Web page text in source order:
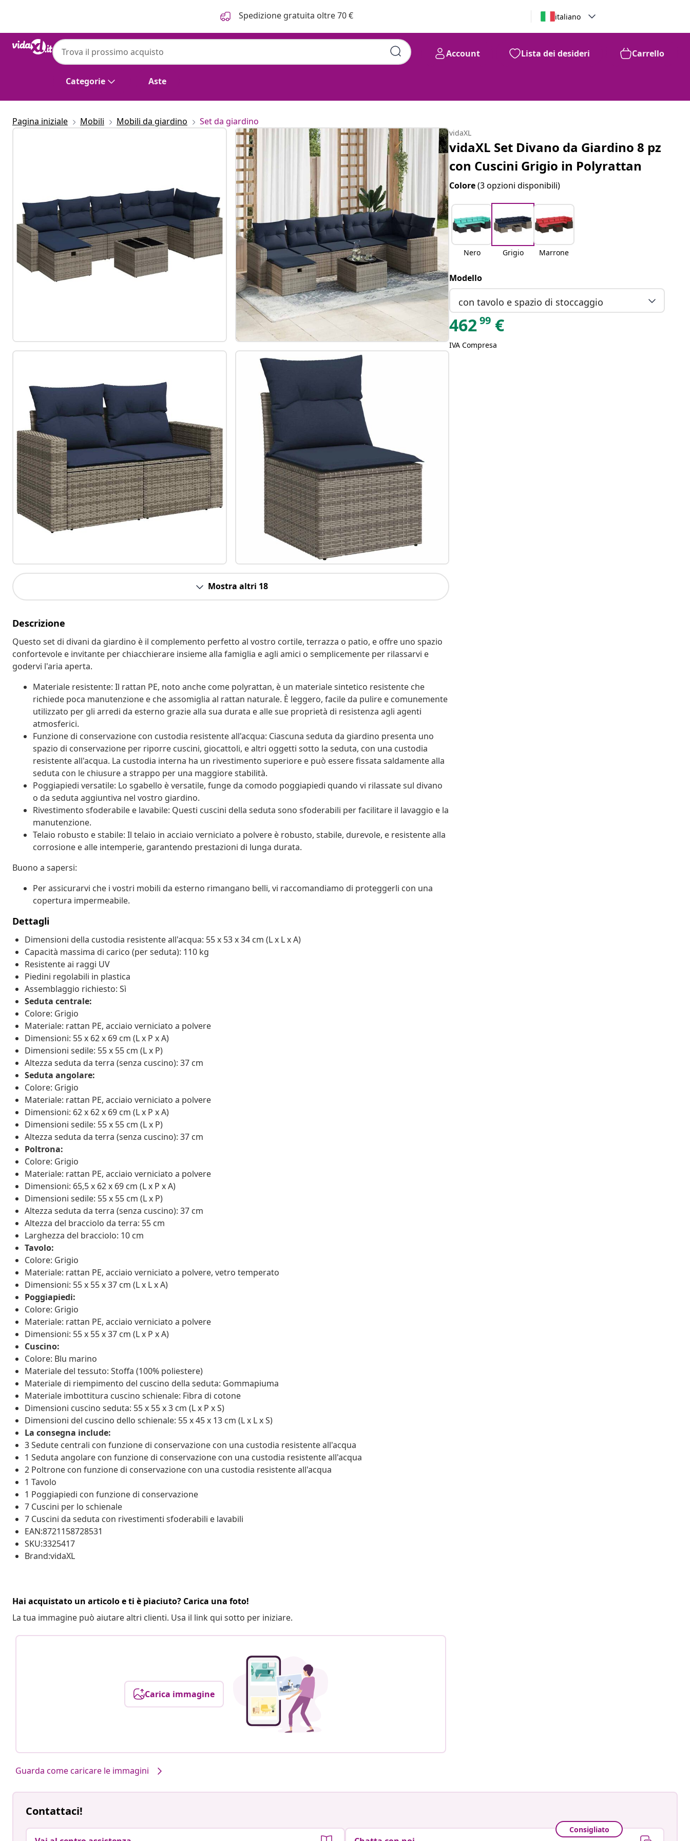
Spedizione gratuita oltre 70 € italiano
Categorie Aste
Account Lista dei desideri Carrello
Pagina iniziale Mobili Mobili da giardino Set da giardino
Mostra altri 18
Descrizione
Questo set di divani da giardino è il complemento perfetto al vostro cortile, terrazza o patio, e offre uno spazio
confortevole e invitante per chiacchierare insieme alla famiglia e agli amici o semplicemente per rilassarvi e
godervi l'aria aperta.
Materiale resistente: Il rattan PE, noto anche come polyrattan, è un materiale sintetico resistente che
richiede poca manutenzione e che assomiglia al rattan naturale. È leggero, facile da pulire e comunemente
utilizzato per gli arredi da esterno grazie alla sua durata e alle sue proprietà di resistenza agli agenti
atmosferici.
Funzione di conservazione con custodia resistente all'acqua: Ciascuna seduta da giardino presenta uno
spazio di conservazione per riporre cuscini, giocattoli, e altri oggetti sotto la seduta, con una custodia
resistente all'acqua. La custodia interna ha un rivestimento superiore e può essere fissata saldamente alla
seduta con le chiusure a strappo per una maggiore stabilità.
Poggiapiedi versatile: Lo sgabello è versatile, funge da comodo poggiapiedi quando vi rilassate sul divano
o da seduta aggiuntiva nel vostro giardino.
Rivestimento sfoderabile e lavabile: Questi cuscini della seduta sono sfoderabili per facilitare il lavaggio e la
manutenzione.
Telaio robusto e stabile: Il telaio in acciaio verniciato a polvere è robusto, stabile, durevole, e resistente alla
corrosione e alle intemperie, garantendo prestazioni di lunga durata.
Buono a sapersi:
Per assicurarvi che i vostri mobili da esterno rimangano belli, vi raccomandiamo di proteggerli con una
copertura impermeabile.
Dettagli
Dimensioni della custodia resistente all'acqua: 55 x 53 x 34 cm (L x L x A)
Capacità massima di carico (per seduta): 110 kg
Resistente ai raggi UV
Piedini regolabili in plastica
Assemblaggio richiesto: Sì
Seduta centrale:
Colore: Grigio
Materiale: rattan PE, acciaio verniciato a polvere
Dimensioni: 55 x 62 x 69 cm (L x P x A)
Dimensioni sedile: 55 x 55 cm (L x P)
Altezza seduta da terra (senza cuscino): 37 cm
Seduta angolare:
Colore: Grigio
Materiale: rattan PE, acciaio verniciato a polvere
Dimensioni: 62 x 62 x 69 cm (L x P x A)
Dimensioni sedile: 55 x 55 cm (L x P)
Altezza seduta da terra (senza cuscino): 37 cm
Poltrona:
Colore: Grigio
Materiale: rattan PE, acciaio verniciato a polvere
Dimensioni: 65,5 x 62 x 69 cm (L x P x A)
Dimensioni sedile: 55 x 55 cm (L x P)
Altezza seduta da terra (senza cuscino): 37 cm
Altezza del bracciolo da terra: 55 cm
Larghezza del bracciolo: 10 cm
Tavolo:
Colore: Grigio
Materiale: rattan PE, acciaio verniciato a polvere, vetro temperato
Dimensioni: 55 x 55 x 37 cm (L x L x A)
Poggiapiedi:
Colore: Grigio
Materiale: rattan PE, acciaio verniciato a polvere
Dimensioni: 55 x 55 x 37 cm (L x P x A)
Cuscino:
Colore: Blu marino
Materiale del tessuto: Stoffa (100% poliestere)
Materiale di riempimento del cuscino della seduta: Gommapiuma
Materiale imbottitura cuscino schienale: Fibra di cotone
Dimensioni cuscino seduta: 55 x 55 x 3 cm (L x P x S)
Dimensioni del cuscino dello schienale: 55 x 45 x 13 cm (L x L x S)
La consegna include:
3 Sedute centrali con funzione di conservazione con una custodia resistente all'acqua
1 Seduta angolare con funzione di conservazione con una custodia resistente all'acqua
2 Poltrone con funzione di conservazione con una custodia resistente all'acqua
1 Tavolo
1 Poggiapiedi con funzione di conservazione
7 Cuscini per lo schienale
7 Cuscini da seduta con rivestimenti sfoderabili e lavabili
EAN:8721158728531
SKU:3325417
Brand:vidaXL
Hai acquistato un articolo e ti è piaciuto? Carica una foto!
La tua immagine può aiutare altri clienti. Usa il link qui sotto per iniziare.
Carica immagine
Guarda come caricare le immagini
vidaXL
vidaXL Set Divano da Giardino 8 pz
con Cuscini Grigio in Polyrattan
Colore(3 opzioni disponibili)
Nero Grigio Marrone
Modello
con tavolo e spazio di stoccaggio
46299 €
IVA Compresa
Contattaci!
Consigliato